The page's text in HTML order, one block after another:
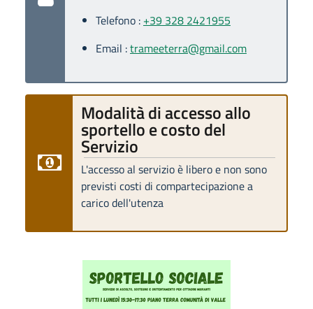
Telefono : +39 328 2421955
Email :trameeterra@gmail.com
Modalità di accesso allo
sportello e costo del
Servizio
L'accesso al servizio è libero e non sono
previsti costi di compartecipazione a
carico dell'utenza